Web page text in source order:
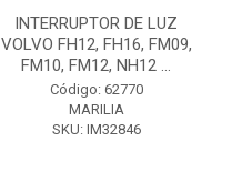
INTERRUPTOR DE LUZ
VOLVO FH12, FH16, FM09,
FM10, FM12, NH12 ...
Código: 62770
MARILIA
SKU: IM32846